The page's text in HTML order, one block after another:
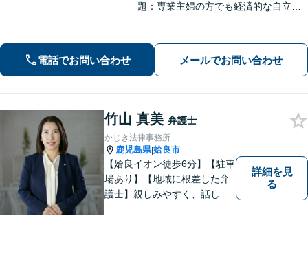
題：専業主婦の方でも経済的な自立に
の返済に追われる自転車操業状態の方
もご相談ください」【休日・夜間相談
電話でお問い合わせ メールでお問い合わせ
竹山 真美 弁護士
かじき法律事務所
鹿児島県|姶良市
【姶良イオン徒歩6分】【駐車
場あり】【地域に根差した弁
護士】親しみやすく、話しや
詳細を見
る